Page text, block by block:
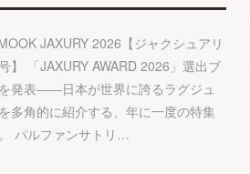
JAXURY 2026【ジャクシュアリ
】 「JAXURY AWARD 2026」選出ブ
発表――日本が世界に誇るラグジュ
多角的に紹介する、年に一度の特集
パルファンサトリ…